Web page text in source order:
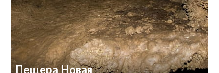
Пещера Новая